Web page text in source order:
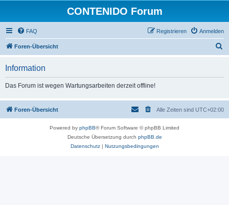
CONTENIDO Forum
FAQ Anmelden
Registrieren
Foren-Übersicht
Information
Das Forum ist wegen Wartungsarbeiten derzeit offline!
Foren-Übersicht Alle Zeiten sind UTC+02:00
Powered by phpBB® Forum Software © phpBB Limited
Deutsche Übersetzung durch phpBB.de
Datenschutz| Nutzungsbedingungen